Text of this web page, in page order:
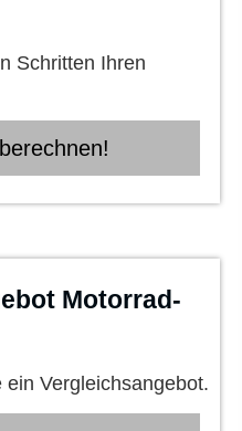
Schritten Ihren
Motor­rad­
Vergleichsangebot.